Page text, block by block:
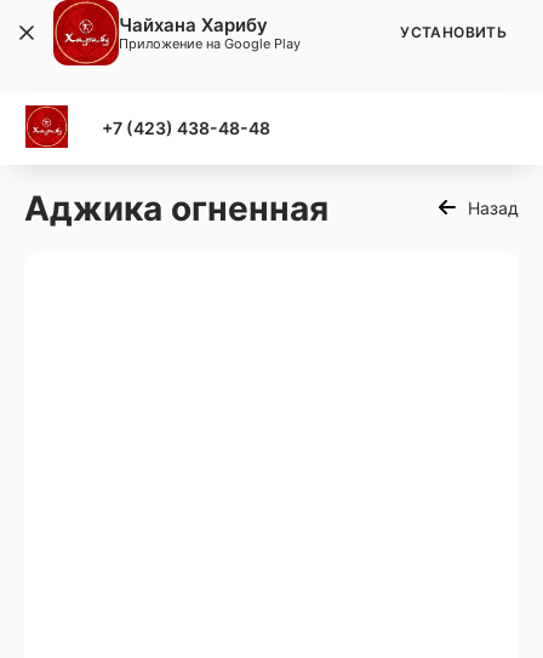
+7 (423) 438-48-48
Аджика огненная Назад
Чайхана Харибу
Приложение на Google Play
УСТАНОВИТЬ